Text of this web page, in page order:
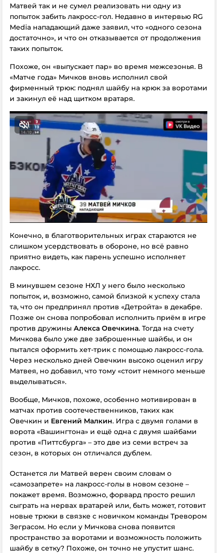
Матвей так и не сумел реализовать ни одну из
попыток забить лакросс-гол. Недавно в интервью RG
Media нападающий даже заявил, что «одного сезона
достаточно», и что он отказывается от продолжения
таких попыток.
Похоже, он «выпускает пар» во время межсезонья. В
«Матче года» Мичков вновь исполнил свой
фирменный трюк: поднял шайбу на крюк за воротами
и закинул её над щитком вратаря.
Конечно, в благотворительных играх стараются не
слишком усердствовать в обороне, но всё равно
приятно видеть, как парень успешно исполняет
лакросс.
В минувшем сезоне НХЛ у него было несколько
попыток, и, возможно, самой близкой к успеху стала
та, что он предпринял против «Детройта» в декабре.
Позже он снова попробовал исполнить приём в игре
против дружины Алекса Овечкина. Тогда на счету
Мичкова было уже две заброшенные шайбы, и он
пытался оформить хет-трик с помощью лакросс-голa.
Через несколько дней Овечкин высоко оценил игру
Матвея, но добавил, что тому «стоит немного меньше
выделываться».
Вообще, Мичков, похоже, особенно мотивирован в
матчах против соотечественников, таких как
Овечкин и Евгений Малкин. Игра с двумя голами в
ворота «Вашингтона» и ещё одна с двумя шайбами
против «Питтсбурга» – это две из семи встреч за
сезон, в которых он отличался дублем.
Останется ли Матвей верен своим словам о
«самозапрете» на лакросс-голы в новом сезоне –
покажет время. Возможно, форвард просто решил
сыграть на нервах вратарей или, быть может, готовит
новые трюки в связке с новичком команды Тревором
Зеграсом. Но если у Мичкова снова появится
пространство за воротами и возможность положить
шайбу в сетку? Похоже, он точно не упустит шанс.